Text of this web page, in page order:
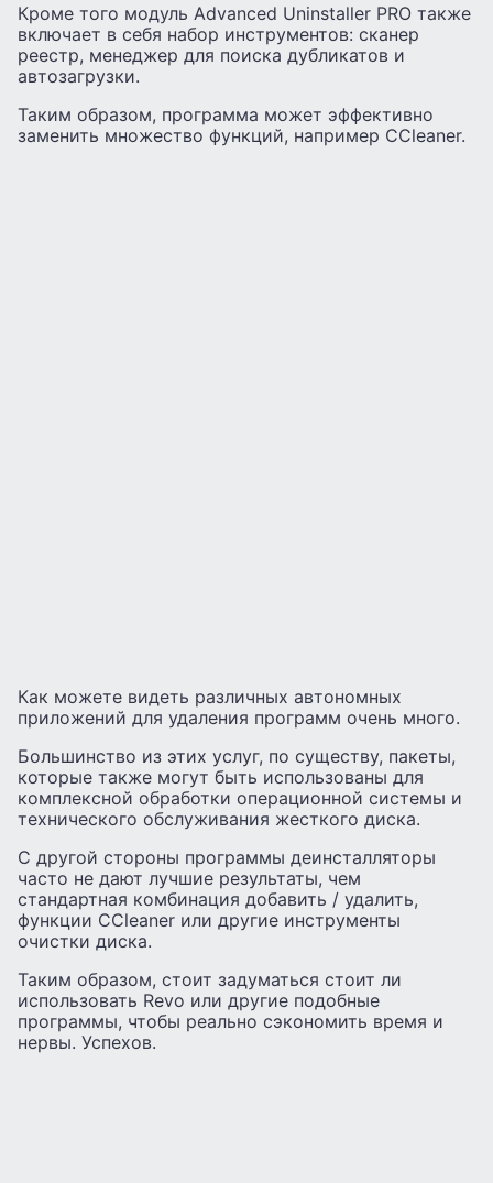
Кроме того модуль Advanced Uninstaller PRO также
включает в себя набор инструментов: сканер
реестр, менеджер для поиска дубликатов и
автозагрузки.
Таким образом, программа может эффективно
заменить множество функций, например CCleaner.
Как можете видеть различных автономных
приложений для удаления программ очень много.
Большинство из этих услуг, по существу, пакеты,
которые также могут быть использованы для
комплексной обработки операционной системы и
технического обслуживания жесткого диска.
С другой стороны программы деинсталляторы
часто не дают лучшие результаты, чем
стандартная комбинация добавить / удалить,
функции CCleaner или другие инструменты
очистки диска.
Таким образом, стоит задуматься стоит ли
использовать Revo или другие подобные
программы, чтобы реально сэкономить время и
нервы. Успехов.